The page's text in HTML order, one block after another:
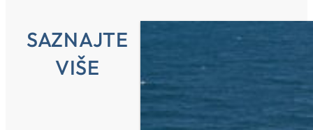
SAZNAJTE
VIŠE